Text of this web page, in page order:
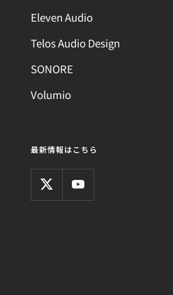
Eleven Audio
Telos Audio Design
SONORE
Volumio
最新情報はこちら